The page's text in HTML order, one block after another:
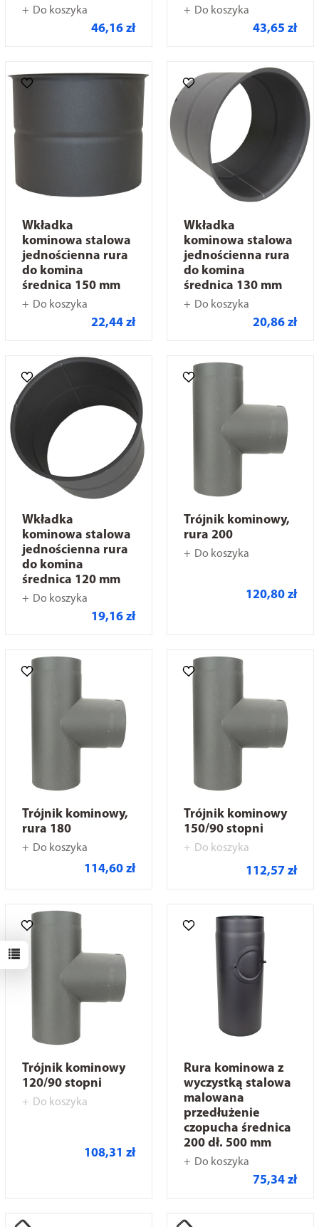
Do koszyka
46,16 zł
Do koszyka
43,65 zł
Wkładka
kominowa stalowa
jednościenna rura
do komina
średnica 150 mm
Do koszyka
22,44 zł
Wkładka
kominowa stalowa
jednościenna rura
do komina
średnica 130 mm
Do koszyka
20,86 zł
Wkładka
kominowa stalowa
jednościenna rura
do komina
średnica 120 mm
Do koszyka
19,16 zł
Trójnik kominowy,
rura 200
Do koszyka
120,80 zł
Trójnik kominowy,
rura 180
Do koszyka
114,60 zł
Trójnik kominowy
150/90 stopni
Do koszyka
112,57 zł
Trójnik kominowy
120/90 stopni
Do koszyka
108,31 zł
Rura kominowa z
wyczystką stalowa
malowana
przedłużenie
czopucha średnica
200 dł. 500 mm
Do koszyka
75,34 zł